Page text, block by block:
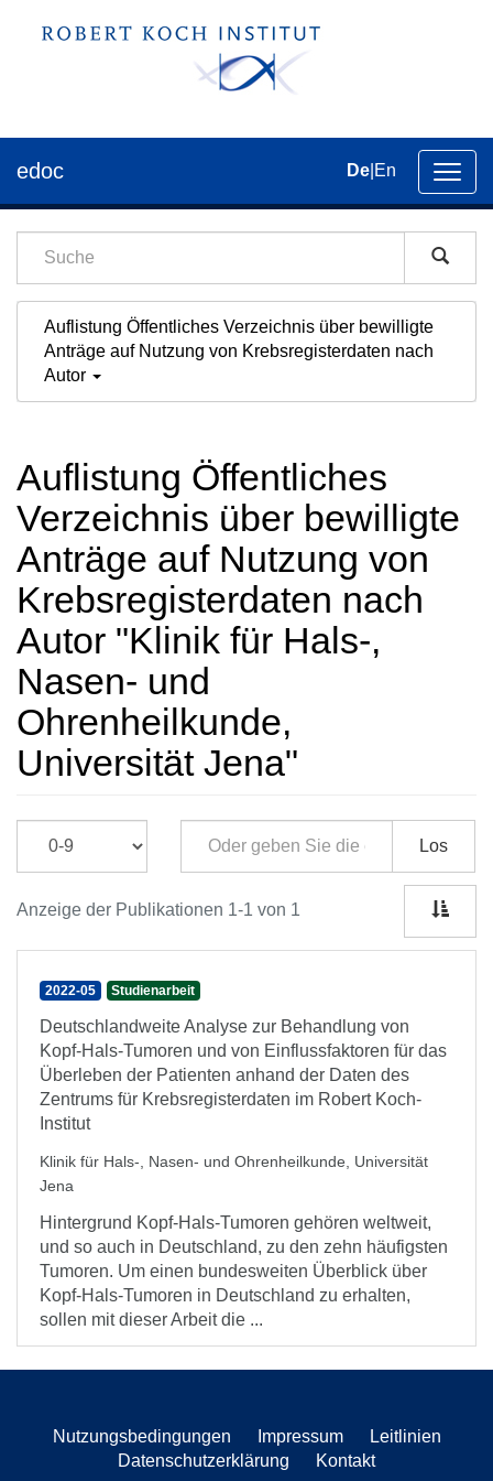
der
edoc De En
Auflistung Öffentliches Verzeichnis über bewilligte
Anträge auf Nutzung von Krebsregisterdaten nach
Autor
Auflistung Öffentliches
Verzeichnis über bewilligte
Anträge auf Nutzung von
Krebsregisterdaten nach
Autor "Klinik für Hals-,
Nasen- und
Ohrenheilkunde,
Universität Jena"
Los
Anzeige der Publikationen 1-1 von 1
2022-05 Studienarbeit
Deutschlandweite Analyse zur Behandlung von
Kopf-Hals-Tumoren und von Einflussfaktoren für das
Überleben der Patienten anhand der Daten des
Zentrums für Krebsregisterdaten im Robert Koch-
Institut
Klinik für Hals-, Nasen- und Ohrenheilkunde, Universität
Jena
Hintergrund Kopf-Hals-Tumoren gehören weltweit,
und so auch in Deutschland, zu den zehn häufigsten
Tumoren. Um einen bundesweiten Überblick über
Kopf-Hals-Tumoren in Deutschland zu erhalten,
sollen mit dieser Arbeit die ...
Nutzungsbedingungen Impressum
Leitlinien
Datenschutzerklärung
Kontakt